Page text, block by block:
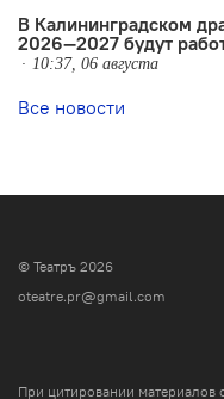
В Калининградском
2026—2027 будут
10:37, 06 августа
Все новости
© Театръ 2026
oteatre.pr@gmail.com
При цитировании материалов